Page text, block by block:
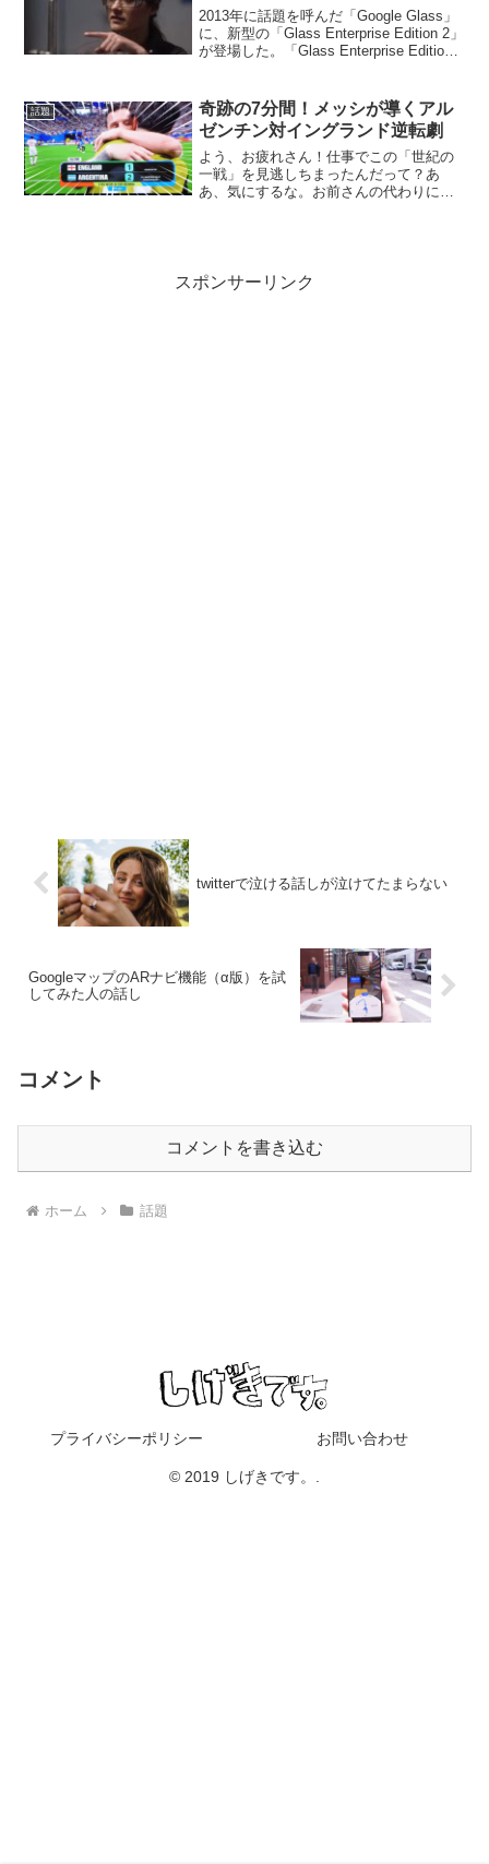
2013年に話題を呼んだ「Google Glass」
に、新型の「Glass Enterprise Edition 2」
が登場した。「Glass Enterprise Edition
話題
奇跡の7分間！メッシが導くアル
ゼンチン対イングランド逆転劇
よう、お疲れさん！仕事でこの「世紀の
一戦」を見逃しちまったんだって？あ
あ、気にするな。お前さんの代わりに、
スポンサーリンク
twitterで泣ける話しが泣けてたまらない
GoogleマップのARナビ機能（α版）を試
してみた人の話し
コメント
コメントを書き込む
ホーム 話題
プライバシーポリシー お問い合わせ
© 2019 しげきです。.